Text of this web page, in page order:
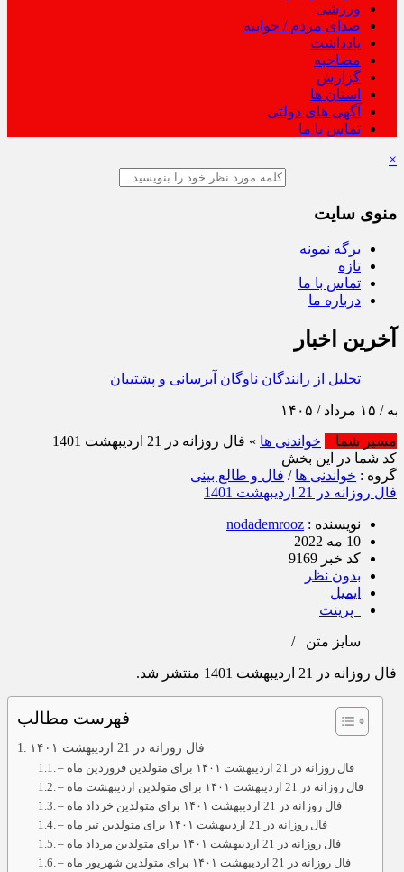
ورزشی
صدای مردم / جوابیه
یادداشت
مصاحبه
گزارش
استان ها
آگهی های دولتی
تماس با ما
×
منوی سایت
برگه نمونه
تازه
تماس با ما
درباره ما
آخرین اخبار
مسیر شما خواندنی ها
کد شما در این بخش
گروه :خواندنی ها / فال و طالع بینی
نویسنده :nodademrooz
10 مه 2022
کد خبر 9169
بدون نظر
ایمیل
فال روزانه در 21 اردیبهشت ۱۴۰۱
– فال روزانه در 21 اردیبهشت ۱۴۰۱ برای متولدین فروردین ماه
– فال روزانه در 21 اردیبهشت ۱۴۰۱ برای متولدین اردیبهشت ماه
– فال روزانه در 21 اردیبهشت ۱۴۰۱ برای متولدین خرداد ماه
– فال روزانه در 21 اردیبهشت ۱۴۰۱ برای متولدین تیر ماه
– فال روزانه در 21 اردیبهشت ۱۴۰۱ برای متولدین مرداد ماه